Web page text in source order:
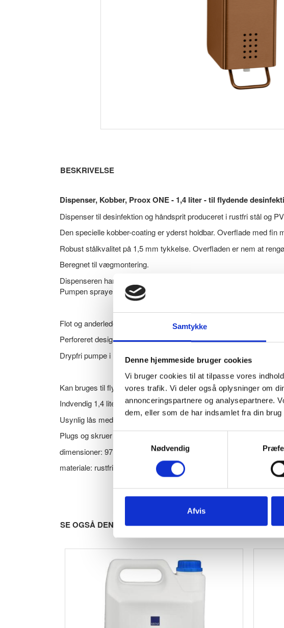
Samtykke
Denne hjemmeside bruger cookies
Vi bruger cookies til at tilpasse vores
vores trafik. Vi deler også oplysninger om
annonceringspartnere og analysepartnere.
dem, eller som de har indsamlet fra din brug
Nødvendig
Afvis
BESKRIVELSE
Dispenser, Kobber, Proox ONE - 1,4 liter - til flydende
Dispenser til desinfektion og håndsprit produceret i rustfri stål og
Den specielle kobber-coating er yderst holdbar. Overflade med fin
Robust stålkvalitet på 1,5 mm tykkelse. Overfladen er nem at
Beregnet til vægmontering.
Dispenseren har en indvendig plastbeholder til flydende
Pumpen sprayer desinfektionen udover hænderne.
Flot og anderledes design - Produceret af Proox fra Østrig som har
Perforeret design med små huller på midten - Fungerer samtidig
Drypfri pumpe i høj kvalitet.
Kan bruges til flydende hånddesinfektion og håndsprit.
Indvendig 1,4 liters plastbeholder.
Usynlig lås med nøgle.
Plugs og skruer medfølger. Beregnet til vægmontering.
dimensioner: 97,8 x 301,5x 118,5 mm (Bredde x Højde x Dybde)
materiale: rustfrit stål, børstet finish, 1.5mm - PVD coatet i kobber.
SE OGSÅ DENNE VARE - PASSER GODT SAMMEN: